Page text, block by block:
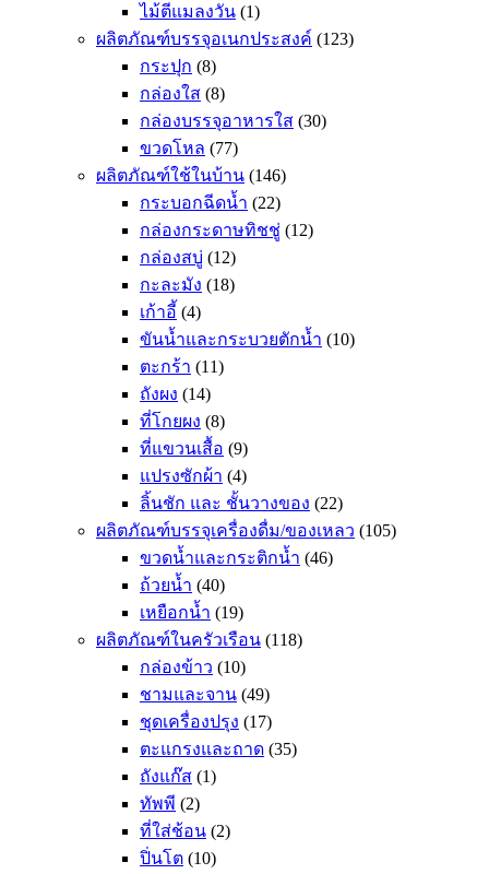
ไม้ตีแมลงวัน (1)
ผลิตภัณฑ์บรรจุอเนกประสงค์ (123)
กระปุก (8)
กล่องใส (8)
กล่องบรรจุอาหารใส (30)
ขวดโหล (77)
ผลิตภัณฑ์ใช้ในบ้าน (146)
กระบอกฉีดน้ำ (22)
กล่องกระดาษทิชชู่ (12)
กล่องสบู่ (12)
กะละมัง (18)
เก้าอี้ (4)
ขันน้ำและกระบวยตักน้ำ (10)
ตะกร้า (11)
ถังผง (14)
ที่โกยผง (8)
ที่แขวนเสื้อ (9)
แปรงซักผ้า (4)
ลิ้นชัก และ ชั้นวางของ (22)
ผลิตภัณฑ์บรรจุเครื่องดื่ม/ของเหลว (105)
ขวดน้ำและกระติกน้ำ (46)
ถ้วยน้ำ (40)
เหยือกน้ำ (19)
ผลิตภัณฑ์ในครัวเรือน (118)
กล่องข้าว (10)
ชามและจาน (49)
ชุดเครื่องปรุง (17)
ตะแกรงและถาด (35)
ถังแก๊ส (1)
ทัพพี (2)
ที่ใส่ช้อน (2)
ปิ่นโต (10)